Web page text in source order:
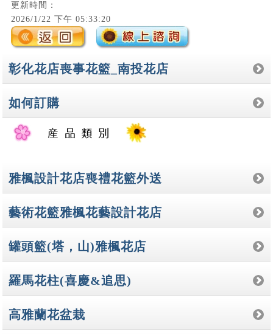
更新時間：
2026/1/22 下午 05:33:20
彰化花店喪事花籃_南投花店
如何訂購
雅楓設計花店喪禮花籃外送
藝術花籃雅楓花藝設計花店
罐頭籃(塔，山)雅楓花店
羅馬花柱(喜慶&追思)
高雅蘭花盆栽